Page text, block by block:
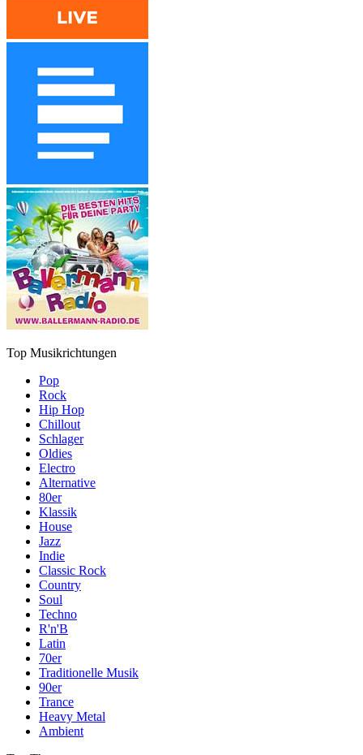
Top Musikrichtungen
Pop
Rock
Hip Hop
Chillout
Schlager
Oldies
Electro
Alternative
80er
Klassik
House
Jazz
Indie
Classic Rock
Country
Soul
Techno
R'n'B
Latin
70er
Traditionelle Musik
90er
Trance
Heavy Metal
Ambient